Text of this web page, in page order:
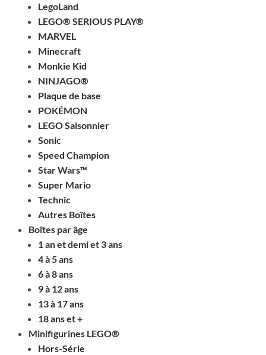
LegoLand
LEGO® SERIOUS PLAY®
MARVEL
Minecraft
Monkie Kid
NINJAGO®
Plaque de base
POKÉMON
LEGO Saisonnier
Sonic
Speed Champion
Star Wars™
Super Mario
Technic
Autres Boîtes
Boîtes par âge
1 an et demi et 3 ans
4 à 5 ans
6 à 8 ans
9 à 12 ans
13 à 17 ans
18 ans et +
Minifigurines LEGO®
Hors-Série